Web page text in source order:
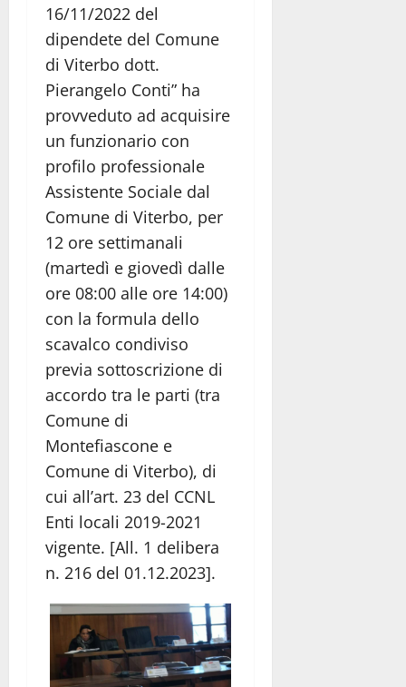
16/11/2022 del
dipendete del Comune
di Viterbo dott.
Pierangelo Conti” ha
provveduto ad acquisire
un funzionario con
profilo professionale
Assistente Sociale dal
Comune di Viterbo, per
12 ore settimanali
(martedì e giovedì dalle
ore 08:00 alle ore 14:00)
con la formula dello
scavalco condiviso
previa sottoscrizione di
accordo tra le parti (tra
Comune di
Montefiascone e
Comune di Viterbo), di
cui all’art. 23 del CCNL
Enti locali 2019-2021
vigente. [All. 1 delibera
n. 216 del 01.12.2023].